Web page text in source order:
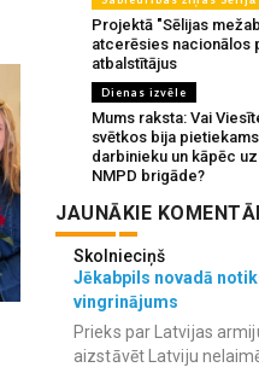
Projektā "Sēlijas
atcerēsies nacionālos
atbalstītājus
Dienas izvēle
Mums raksta: Vai
svētkos bija
darbinieku un kāpēc
NMPD brigāde?
JAUNĀKIE
Skolnieciņš
Jēkabpils novadā
vingrinājums
Prieks par Latvijas
aizstāvēt Latviju